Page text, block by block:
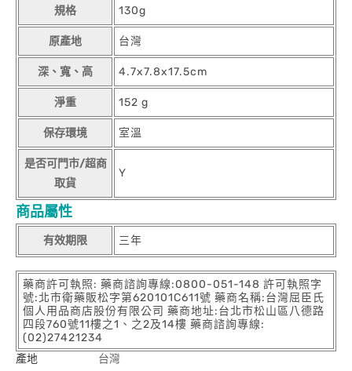
規格 130g
原產地 台灣
深、寬、高 4.7x7.8x17.5cm
淨重 152 g
保存環境 室溫
是否可門市/超商
取貨
Y
商品屬性
有效期限 三年
藥商許可執照: 藥商諮詢專線:0800-051-148 許可執照字
號:北市衛藥販松字第620101C611號 藥商名稱:台灣屈臣氏
個人用品商店股份有限公司 藥商地址:台北市松山區八德路
四段760號11樓之1、之2及14樓 藥商諮詢專線:
(02)27421234
產地
台灣